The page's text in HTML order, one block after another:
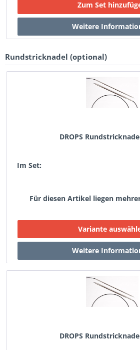
Rundstricknadel (optional)
DROPS
Im Set:
Für diesen Artikel liegen
DROPS